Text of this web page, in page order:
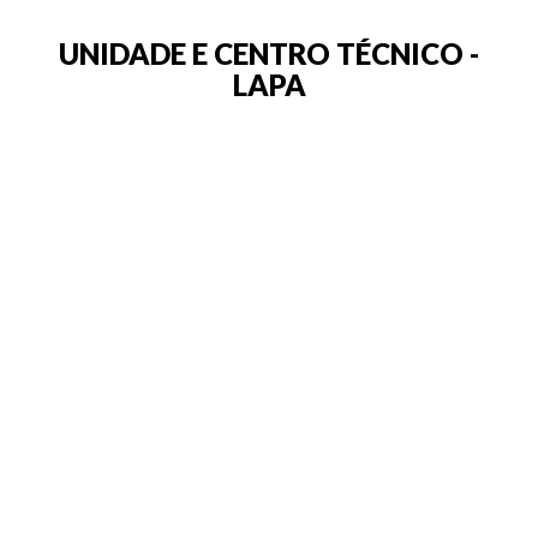
UNIDADE E CENTRO TÉCNICO -
LAPA